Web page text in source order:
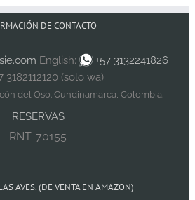
DE CONTACTO
English:
+57 3132241826
3182112120 (solo wa)
del Oso. Cundinamarca, Colombia.
RESERVAS
RNT: 70155
AVES. (DE VENTA EN AMAZON)